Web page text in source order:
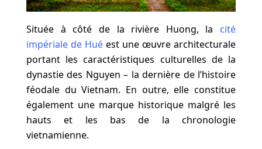
Située à côté de la rivière Huong, la cité
impériale de Hué est une œuvre architecturale
portant les caractéristiques culturelles de la
dynastie des Nguyen – la dernière de l’histoire
féodale du Vietnam. En outre, elle constitue
également une marque historique malgré les
hauts et les bas de la chronologie
vietnamienne.